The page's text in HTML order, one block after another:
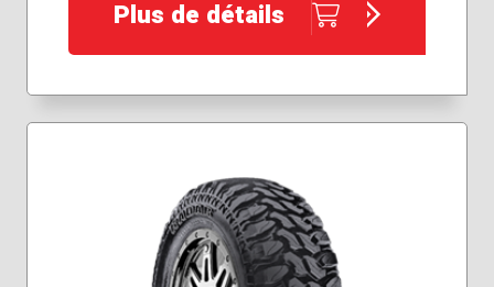
37x12.50R20
285/55R20
Plus de détails